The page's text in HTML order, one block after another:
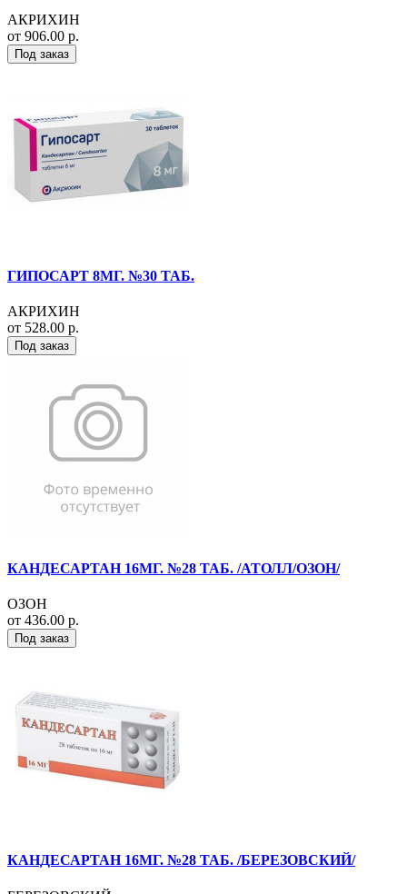
АКРИХИН
от 906.00 р.
Под заказ
ГИПОСАРТ 8МГ. №30 ТАБ.
АКРИХИН
от 528.00 р.
Под заказ
КАНДЕСАРТАН 16МГ. №28 ТАБ. /АТОЛЛ/ОЗОН/
ОЗОН
от 436.00 р.
Под заказ
КАНДЕСАРТАН 16МГ. №28 ТАБ. /БЕРЕЗОВСКИЙ/